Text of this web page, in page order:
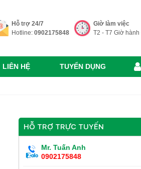
Hỗ trợ 24/7
Hotline: 0902175848
Giờ làm việc
T2 - T7 Giờ hành
LIÊN HỆ TUYỂN DỤNG
HỖ TRỢ TRỰC TUYẾN
Mr. Tuấn Anh
0902175848